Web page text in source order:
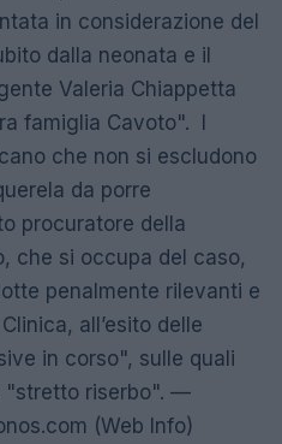
in considerazione del
dalla neonata e il
Valeria Chiappetta
famiglia Cavoto". I
che non si escludono
da porre
procuratore della
che si occupa del caso,
penalmente rilevanti e
all’esito delle
in corso", sulle quali
"stretto riserbo". —
(Web Info)